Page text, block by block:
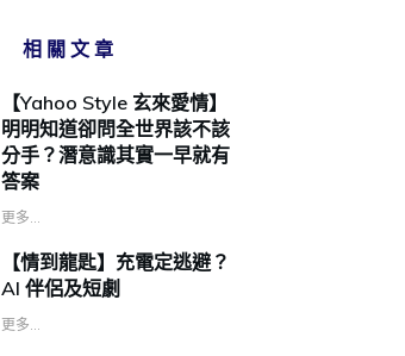
相關文章
【Yahoo Style 玄來愛情】
明明知道卻問全世界該不該
分手？潛意識其實一早就有
答案
更多...
【情到龍匙】充電定逃避？
AI 伴侶及短劇
更多...